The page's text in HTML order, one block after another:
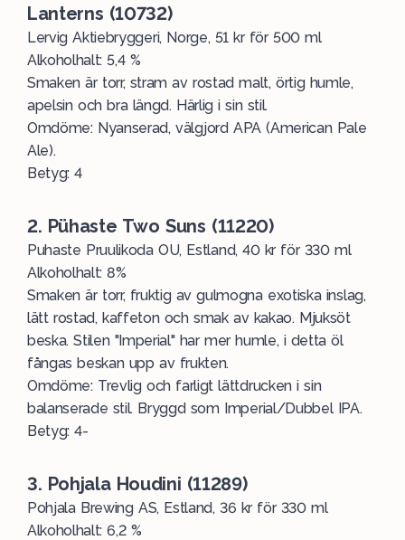
Lanterns (10732)
Lervig Aktiebryggeri, Norge, 51 kr för 500 ml
Alkoholhalt: 5,4 %
Smaken är torr, stram av rostad malt, örtig humle,
apelsin och bra längd. Härlig i sin stil.
Omdöme: Nyanserad, välgjord APA (American Pale
Ale).
Betyg: 4
2. Pühaste Two Suns (11220)
Puhaste Pruulikoda OU, Estland, 40 kr för 330 ml
Alkoholhalt: 8%
Smaken är torr, fruktig av gulmogna exotiska inslag,
lätt rostad, kaffeton och smak av kakao. Mjuksöt
beska. Stilen "Imperial" har mer humle, i detta öl
fångas beskan upp av frukten.
Omdöme: Trevlig och farligt lättdrucken i sin
balanserade stil. Bryggd som Imperial/Dubbel IPA.
Betyg: 4-
3. Pohjala Houdini (11289)
Pohjala Brewing AS, Estland, 36 kr för 330 ml
Alkoholhalt: 6,2 %